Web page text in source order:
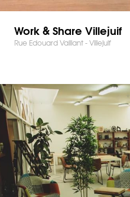
Work & Share Villejuif
Rue Edouard Vaillant - Villejuif